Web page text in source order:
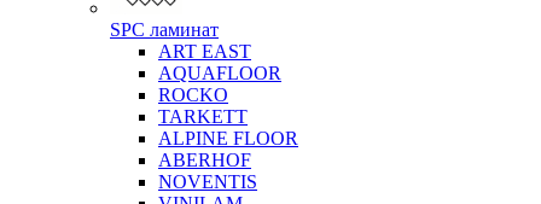
SPC ламинат
ART EAST
AQUAFLOOR
ROCKO
TARKETT
ALPINE FLOOR
ABERHOF
NOVENTIS